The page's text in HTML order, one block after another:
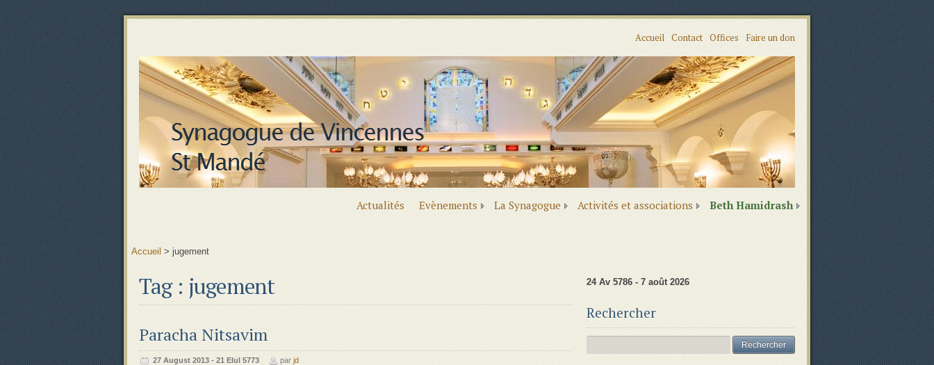
Accueil Contact Offices Faire un don
Actualités Evènements La Synagogue Activités et associations Beth Hamidrash
Accueil > jugement
Tag : jugement
Paracha Nitsavim
‍‍27 August 2013 - 21 Elul 5773 par jd
24 Av 5786 - 7 août 2026
Rechercher